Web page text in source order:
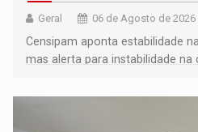
Geral 06 de Agosto de 2026
Censipam aponta estabilidade
mas alerta para instabilidade na